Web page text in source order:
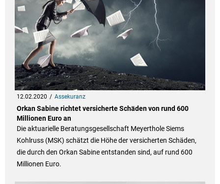
12.02.2020 Assekuranz
Orkan Sabine richtet versicherte Schäden von rund 600
Millionen Euro an
Die aktuarielle Beratungsgesellschaft Meyerthole Siems
Kohlruss (MSK) schätzt die Höhe der versicherten Schäden,
die durch den Orkan Sabine entstanden sind, auf rund 600
Millionen Euro.